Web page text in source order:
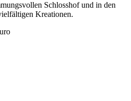
Schlosshof und in den
Kreationen.